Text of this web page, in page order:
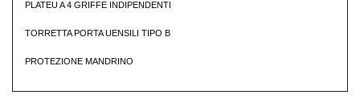
PLATEU A 4 GRIFFE INDIPENDENTI
TORRETTA PORTA UENSILI TIPO B
PROTEZIONE MANDRINO